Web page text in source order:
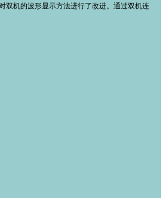
双机的波形显示方法进行了改进。通过双机连